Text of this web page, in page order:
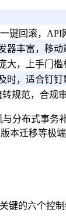
键回滚，API
器丰富，移动
大，上手门槛
时，适合钉钉
规范，合规
分布式事
迁移等极
的六个控